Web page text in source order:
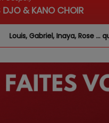
DJO & KANO CHOIR
Rose … quels sont les